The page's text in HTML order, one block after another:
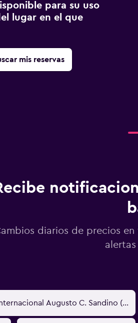
para su uso
lugar en el que
mis reservas
diarios de precios